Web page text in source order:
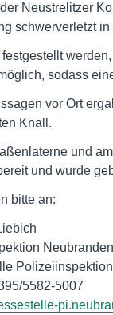
Neustrelitzer
schwerverletzt
festgestellt
sodass
vor Ort
Knall.
und
und wurde
bitte an:
5582-5007